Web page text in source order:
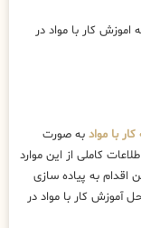
اموزش کار با مواد در
با مواد به صورت
کاملی از این موارد
اقدام به پیاده سازی
آموزش کار با مواد در